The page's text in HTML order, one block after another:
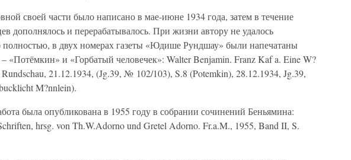
своей части было написано в мае-июне 1934 года, затем в течение
дополнялось и перерабатывалось. При жизни автору не удалось
полностью, в двух номерах газеты «Юдише Рундшау» были напечатаны
«Потёмкин» и «Горбатый человечек»: Walter Benjamin. Franz Kaf a. Eine W?
21.12.1934, (Jg.39, № 102/103), S.8 (Potemkin), 28.12.1934, Jg.39,
M?nnlein).
была опубликована в 1955 году в собрании сочинений Беньямина:
hrsg. von Th.W.Adorno und Gretel Adorno. Fr.a.M., 1955, Band II, S.